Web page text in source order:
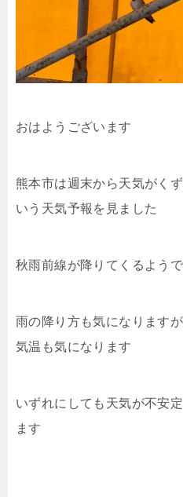
おはようございます
熊本市は週末から天気がく
いう天気予報を見ました
秋雨前線が降りてくるよう
雨の降り方も気になります
気温も気になります
いずれにしても天気が不安
ます